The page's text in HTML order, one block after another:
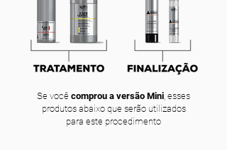
Se você comprou a versão Mini , esses
produtos abaixo que serão utilizados
para este procedimento